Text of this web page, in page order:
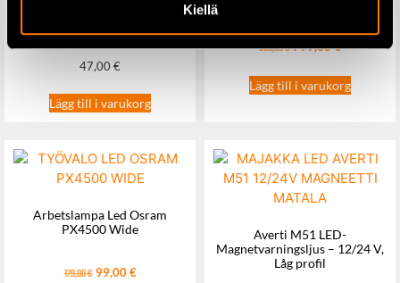
Kiellä
47,00€
Lägg till i varukorg
985,00€799,00€
Lägg till i varukorg
Arbetslampa Led Osram
PX4500 Wide
179,00€ 99,00€
Averti M51 LED-
Magnetvarningsljus – 12/24 V,
Låg profil